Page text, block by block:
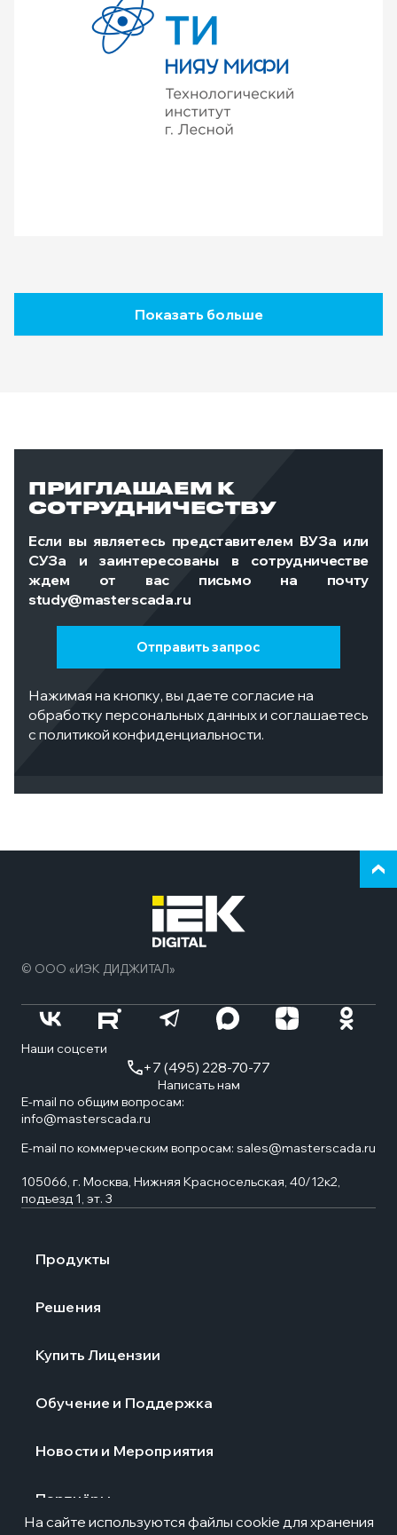
Показать больше
ПРИГЛАШАЕМ К
СОТРУДНИЧЕСТВУ
Если вы являетесь представителем ВУЗа или
СУЗа и заинтересованы в сотрудничестве
ждем от вас письмо на почту
study@masterscada.ru
Отправить запрос
Нажимая на кнопку, вы даете согласие на
обработку персональных данных и соглашаетесь
с политикой конфиденциальности.
На сайте используются файлы cookie для хранения
© ООО «ИЭК ДИДЖИТАЛ»
Продукты
Решения
Купить Лицензии
Обучение и Поддержка
Новости и Мероприятия
Партнёры
+7 (495) 228-70-77
Написать нам
Наши соцсети
E-mail по общим вопросам:
info@masterscada.ru
E-mail по коммерческим вопросам: sales@masterscada.ru
105066, г. Москва, Нижняя Красносельская, 40/12к2,
подъезд 1, эт. 3